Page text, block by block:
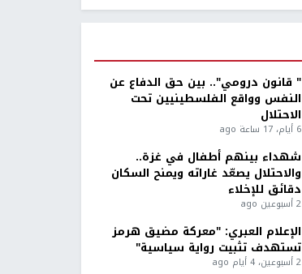
" قانون درومي".. بين حق الدفاع عن
النفس وواقع الفلسطينيين تحت
الاحتلال
6 أيام، 17 ساعة ago
شهداء بينهم أطفال في غزة..
والاحتلال يصعّد غاراته ويمنح السكان
دقائق للإخلاء
2 أسبوعين ago
الإعلام العبري: "معركة مضيق هرمز
تستهدف تثبيت رواية سياسية"
2 أسبوعين، 4 أيام ago